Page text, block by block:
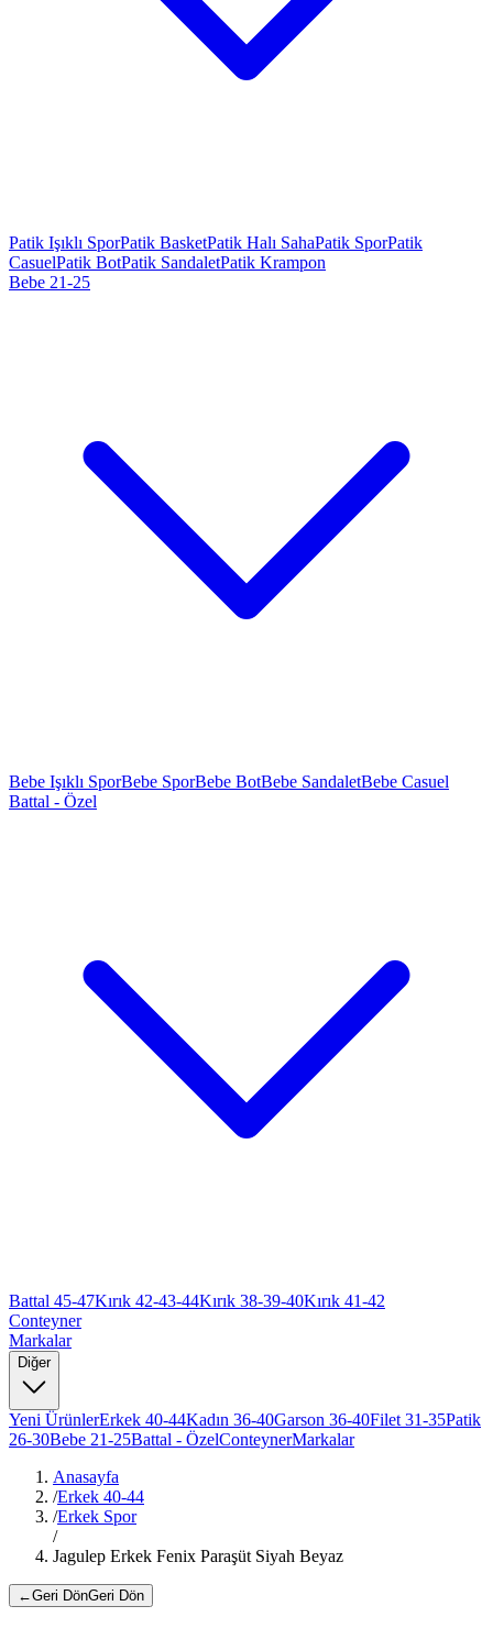
Patik Işıklı SporPatik BasketPatik Halı SahaPatik SporPatik
CasuelPatik BotPatik SandaletPatik Krampon
Bebe 21-25
Bebe Işıklı SporBebe SporBebe BotBebe SandaletBebe Casuel
Battal - Özel
Battal 45-47Kırık 42-43-44Kırık 38-39-40Kırık 41-42
Conteyner
Markalar
Diğer
Yeni ÜrünlerErkek 40-44Kadın 36-40Garson 36-40Filet 31-35Patik
26-30Bebe 21-25Battal - ÖzelConteynerMarkalar
Anasayfa
/Erkek 40-44
/Erkek Spor
/
Jagulep Erkek Fenix Paraşüt Siyah Beyaz
←Geri DönGeri Dön